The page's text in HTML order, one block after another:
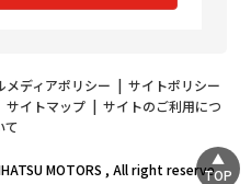
メディアポリシー | サイトポリシー
サイトマップ| サイトのご利用につ
て
MOTORS , All right reserveTOP